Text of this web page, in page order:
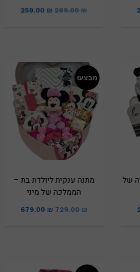
289.00₪
259.00 ₪
של
מבצע!
מתנה ענקית ליולדת בת –
הממלכה של מיני
729.00₪
679.00 ₪